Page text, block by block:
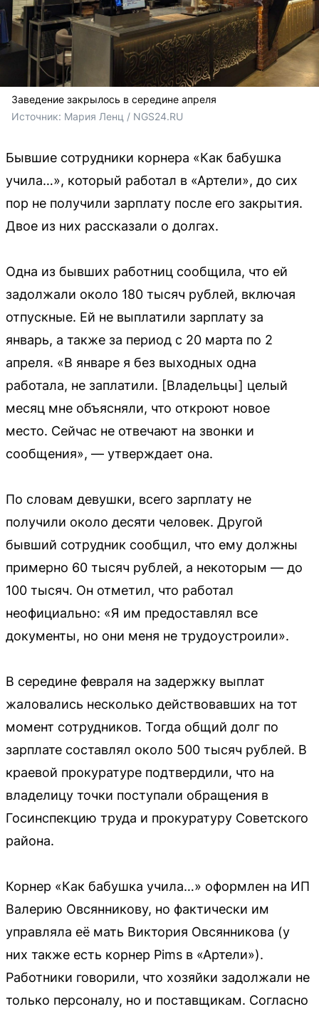
Заведение закрылось в середине апреля
Источник: Мария Ленц / NGS24.RU
Бывшие сотрудники корнера «Как бабушка
учила…», который работал в «Артели», до сих
пор не получили зарплату после его закрытия.
Двое из них рассказали о долгах.
Одна из бывших работниц сообщила, что ей
задолжали около 180 тысяч рублей, включая
отпускные. Ей не выплатили зарплату за
январь, а также за период с 20 марта по 2
апреля. «В январе я без выходных одна
работала, не заплатили. [Владельцы] целый
месяц мне объясняли, что откроют новое
место. Сейчас не отвечают на звонки и
сообщения», — утверждает она.
По словам девушки, всего зарплату не
получили около десяти человек. Другой
бывший сотрудник сообщил, что ему должны
примерно 60 тысяч рублей, а некоторым — до
100 тысяч. Он отметил, что работал
неофициально: «Я им предоставлял все
документы, но они меня не трудоустроили».
В середине февраля на задержку выплат
жаловались несколько действовавших на тот
момент сотрудников. Тогда общий долг по
зарплате составлял около 500 тысяч рублей. В
краевой прокуратуре подтвердили, что на
владелицу точки поступали обращения в
Госинспекцию труда и прокуратуру Советского
района.
Корнер «Как бабушка учила…» оформлен на ИП
Валерию Овсянникову, но фактически им
управляла её мать Виктория Овсянникова (у
них также есть корнер Pims в «Артели»).
Работники говорили, что хозяйки задолжали не
только персоналу, но и поставщикам. Согласно